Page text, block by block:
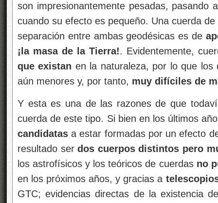
son impresionantemente pesadas, pasando
cuando su efecto es pequeño. Una cuerda de
separación entre ambas geodésicas es de
¡la masa de la Tierra!. Evidentemente,
que existan en la naturaleza, por lo que los
aún menores y, por tanto, muy difíciles de
Y esta es una de las razones de que
cuerda de este tipo. Si bien en los últimos
candidatas a estar formadas por un efecto
resultado serdos cuerpos distintos pero
los astrofísicos y los teóricos de cuerdas no
en los próximos años, y gracias a
GTC; evidencias directas de la existencia